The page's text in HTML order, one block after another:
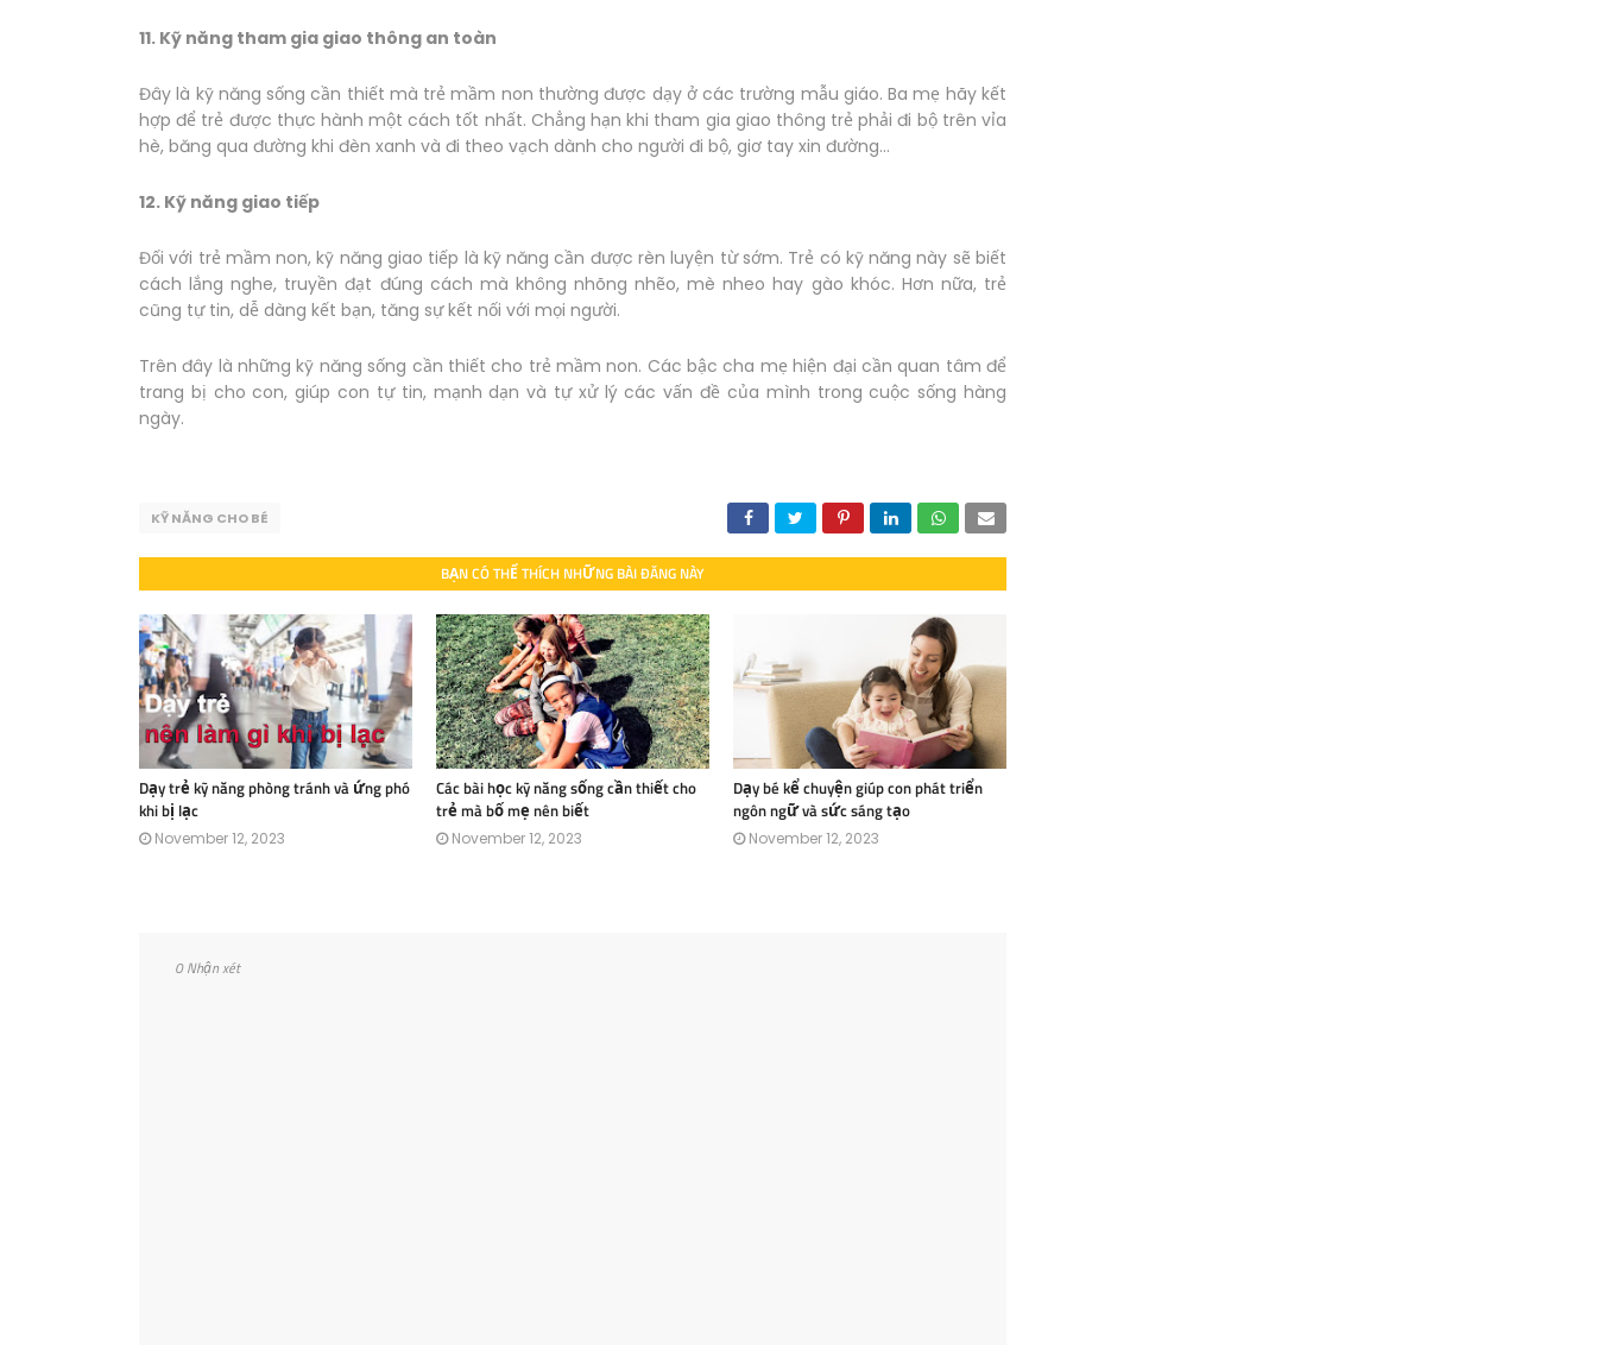
11. Kỹ năng tham gia giao thông an toàn
Đây là kỹ năng sống cần thiết mà trẻ mầm non thường được dạy ở các trường mẫu giáo. Ba mẹ hãy kết
hợp để trẻ được thực hành một cách tốt nhất. Chẳng hạn khi tham gia giao thông trẻ phải đi bộ trên vỉa
hè, băng qua đường khi đèn xanh và đi theo vạch dành cho người đi bộ, giơ tay xin đường...
12. Kỹ năng giao tiếp
Đối với trẻ mầm non, kỹ năng giao tiếp là kỹ năng cần được rèn luyện từ sớm. Trẻ có kỹ năng này sẽ biết
cách lắng nghe, truyền đạt đúng cách mà không nhõng nhẽo, mè nheo hay gào khóc. Hơn nữa, trẻ
cũng tự tin, dễ dàng kết bạn, tăng sự kết nối với mọi người.
Trên đây là những kỹ năng sống cần thiết cho trẻ mầm non. Các bậc cha mẹ hiện đại cần quan tâm để
trang bị cho con, giúp con tự tin, mạnh dạn và tự xử lý các vấn đề của mình trong cuộc sống hàng
ngày.
KỸ NĂNG CHO BÉ
BẠN CÓ THỂ THÍCH NHỮNG BÀI ĐĂNG NÀY
Dạy trẻ kỹ năng phòng tránh và ứng phó
khi bị lạc
November 12, 2023
Các bài học kỹ năng sống cần thiết cho
trẻ mà bố mẹ nên biết
November 12, 2023
Dạy bé kể chuyện giúp con phát triển
ngôn ngữ và sức sáng tạo
November 12, 2023
0 Nhận xét